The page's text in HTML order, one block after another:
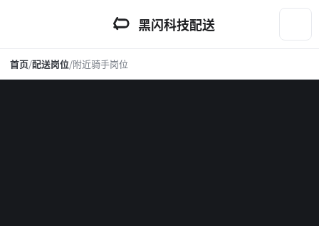
黑闪科技配送
首页/配送岗位/附近骑手岗位